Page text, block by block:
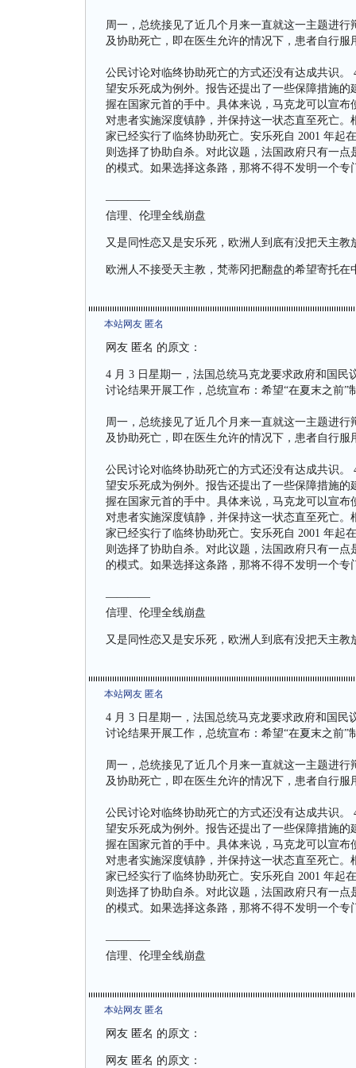
周一，总统接见了近几个月来一直就这一主题进
及协助死亡，即在医生允许的情况下，患者自行服
公民讨论对临终协助死亡的方式还没有达成共识
望安乐死成为例外。报告还提出了一些保障措施
握在国家元首的手中。具体来说，马克龙可以宣
对患者实施深度镇静，并保持这一状态直至死亡
家已经实行了临终协助死亡。安乐死自 2001 年起
则选择了协助自杀。对此议题，法国政府只有一
的模式。如果选择这条路，那将不得不发明一个专
————
信理、伦理全线崩盘
又是同性恋又是安乐死，欧洲人到底有没把天主教
欧洲人不接受天主教，梵蒂冈把翻盘的希望寄托在
本站网友 匿名
网友 匿名 的原文：
4 月 3 日星期一，法国总统马克龙要求政府和国民
讨论结果开展工作，总统宣布：希望“在夏末之前”
周一，总统接见了近几个月来一直就这一主题进
及协助死亡，即在医生允许的情况下，患者自行服
公民讨论对临终协助死亡的方式还没有达成共识
望安乐死成为例外。报告还提出了一些保障措施
握在国家元首的手中。具体来说，马克龙可以宣
对患者实施深度镇静，并保持这一状态直至死亡
家已经实行了临终协助死亡。安乐死自 2001 年起
则选择了协助自杀。对此议题，法国政府只有一
的模式。如果选择这条路，那将不得不发明一个专
————
信理、伦理全线崩盘
又是同性恋又是安乐死，欧洲人到底有没把天主教
本站网友 匿名
4 月 3 日星期一，法国总统马克龙要求政府和国民
讨论结果开展工作，总统宣布：希望“在夏末之前”
周一，总统接见了近几个月来一直就这一主题进
及协助死亡，即在医生允许的情况下，患者自行服
公民讨论对临终协助死亡的方式还没有达成共识
望安乐死成为例外。报告还提出了一些保障措施
握在国家元首的手中。具体来说，马克龙可以宣
对患者实施深度镇静，并保持这一状态直至死亡
家已经实行了临终协助死亡。安乐死自 2001 年起
则选择了协助自杀。对此议题，法国政府只有一
的模式。如果选择这条路，那将不得不发明一个专
————
信理、伦理全线崩盘
本站网友 匿名
网友 匿名 的原文：
网友 匿名 的原文：